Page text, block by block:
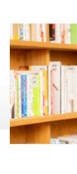
閲覧管理機
をスムーズ
活用法
教育・学習支援 地方
公開日: 2025.07.09